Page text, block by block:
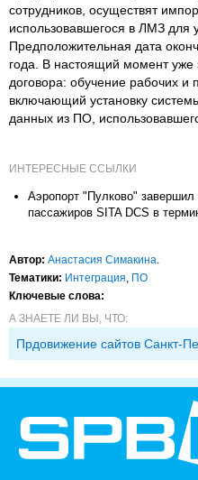
сотрудников, осуществят
использовавшегося в ЛМЗ для
Предположительная дата
года. В настоящий момент
договора: обучение рабочих и
включающий установку
данных из ПО,
ИНТЕРЕСНЫЕ ССЫЛКИ
Аэропорт "Пулково" завершил
пассажиров SITA DCS в
Автор: Анастасия Симакина
Тематики: Интеграция ПО
Ключевые слова:
А ЗНАЕТЕ ЛИ ВЫ, ЧТО:
Прдовижение сайтов Санкт-